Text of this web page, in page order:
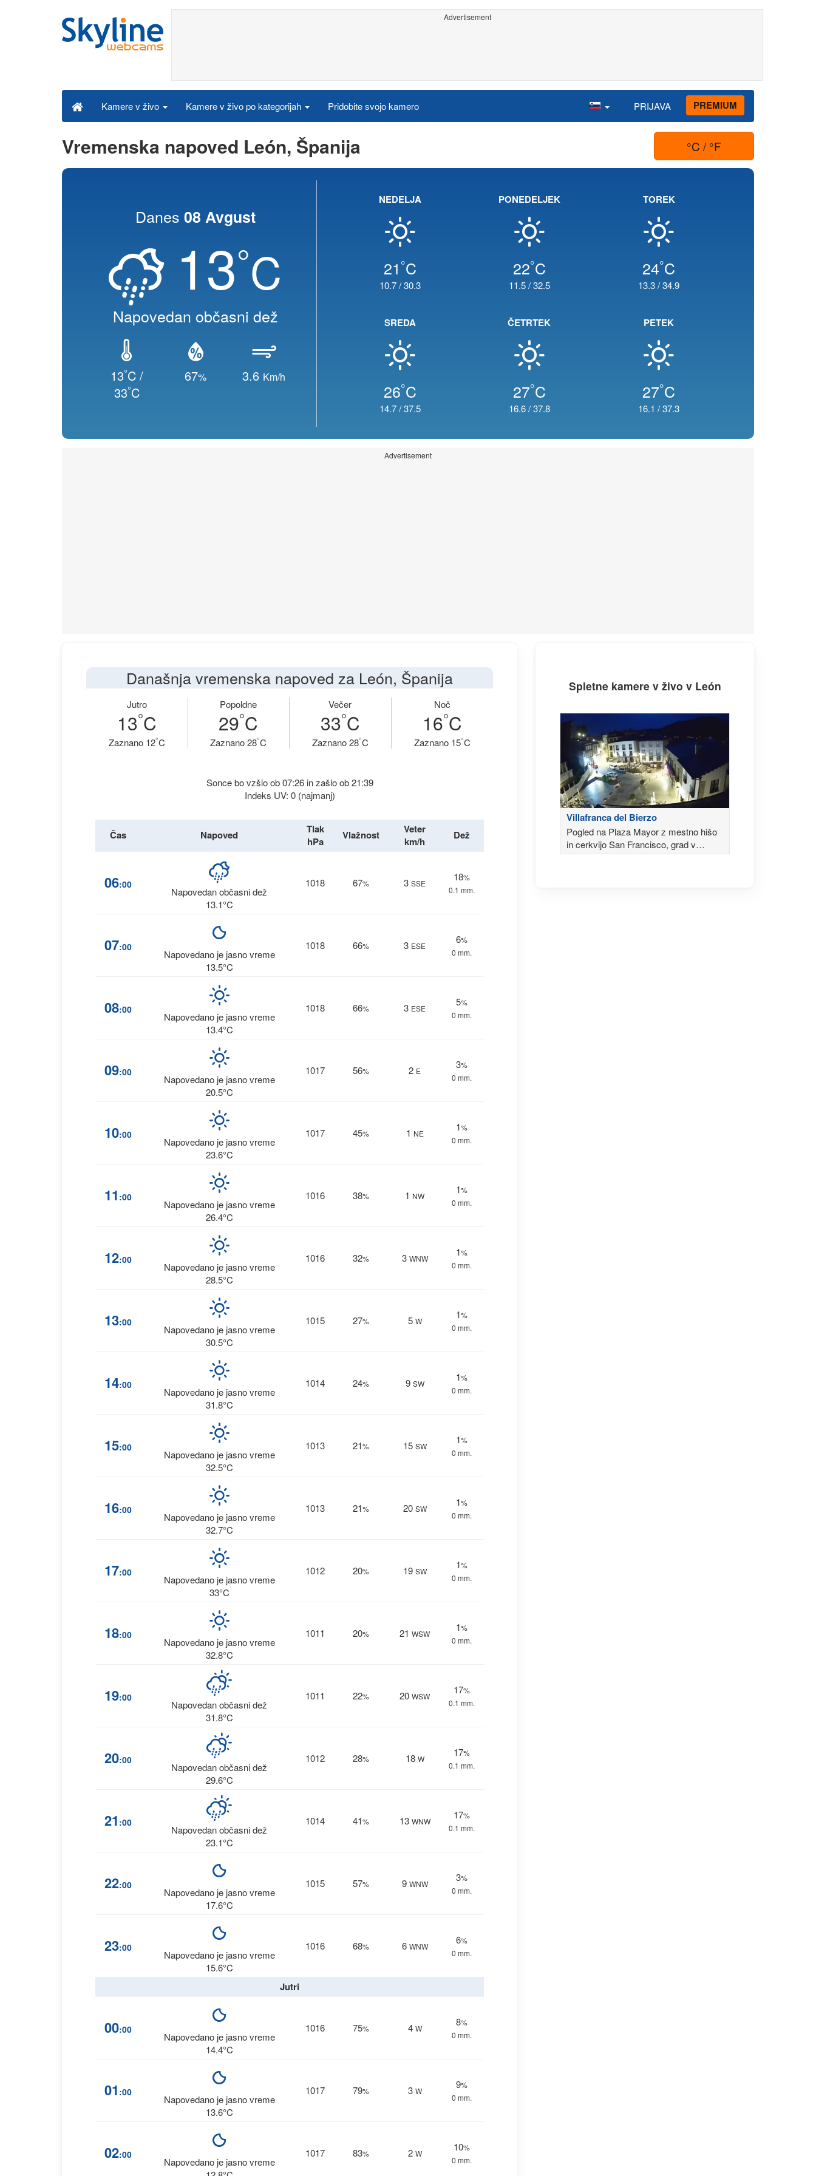
Advertisement
Kamere v živo Kamere v živo po kategorijah Pridobite svojo kamero PRIJAVA PREMIUM
Vremenska napoved León, Španija °C / °F
Danes 08 Avgust
13°C
Napovedan občasni dež
13°C /
33°C
67% 3.6 Km/h
NEDELJA
21 °C
10.7/30.3
PONEDELJEK
22°C
11.5/32.5
TOREK
24°C
13.3/34.9
SREDA
26°C
14.7/37.5
ČETRTEK
27°C
16.6/37.8
PETEK
27°C
16.1 /37.3
Advertisement
Današnja vremenska napoved za León, Španija
Jutro
13°C
Zaznano 12°C
Popoldne
29°C
Zaznano 28°C
Večer
33°C
Zaznano 28°C
Noč
16°C
Zaznano 15°C
Sonce bo vzšlo ob 07:26 in zašlo ob 21:39
Indeks UV: 0 (najmanj)
Čas Napoved
Tlak
hPa
Vlažnost
Veter
km/h
Dež
06:00
Napovedan občasni dež
13.1°C
1018 67% 3 SSE
18%
0.1 mm.
07:00
Napovedano je jasno vreme
13.5°C
1018 66% 3 ESE
6%
0 mm.
08:00
Napovedano je jasno vreme
13.4°C
1018 66% 3 ESE
5%
0 mm.
09:00
Napovedano je jasno vreme
20.5°C
1017 56% 2 E
3%
0 mm.
10:00
Napovedano je jasno vreme
23.6°C
1017 45% 1 NE
1%
0 mm.
11 :00
Napovedano je jasno vreme
26.4°C
1016 38% 1 NW
1%
0 mm.
12:00
Napovedano je jasno vreme
28.5°C
1016 32% 3 WNW
1%
0 mm.
13:00
Napovedano je jasno vreme
30.5°C
1015 27% 5 W
1%
0 mm.
14:00
Napovedano je jasno vreme
31.8°C
1014 24% 9 SW
1%
0 mm.
15:00
Napovedano je jasno vreme
32.5°C
1013 21% 15 SW
1%
0 mm.
16:00
Napovedano je jasno vreme
32.7°C
1013 21% 20 SW
1%
0 mm.
17:00
Napovedano je jasno vreme
33°C
1012 20% 19 SW
1%
0 mm.
18:00
Napovedano je jasno vreme
32.8°C
1011 20% 21 WSW
1%
0 mm.
19:00
Napovedan občasni dež
31.8°C
1011 22% 20 WSW
17%
0.1 mm.
20:00
Napovedan občasni dež
29.6°C
1012 28% 18 W
17%
0.1 mm.
21 :00
Napovedan občasni dež
23.1°C
1014 41% 13 WNW
17%
0.1 mm.
22:00
Napovedano je jasno vreme
17.6°C
1015 57% 9 WNW
3%
0 mm.
23:00
Napovedano je jasno vreme
15.6°C
1016 68% 6 WNW
6%
0 mm.
Jutri
00:00
Napovedano je jasno vreme
14.4°C
1016 75% 4 W
8%
0 mm.
01 :00
Napovedano je jasno vreme
13.6°C
1017 79% 3 W
9%
0 mm.
02:00
Napovedano je jasno vreme
1017 83% 2 W
10%
0 mm.
Spletne kamere v živo v León
Villafranca del Bierzo
Pogled na Plaza Mayor z mestno hišo
in cerkvijo San Francisco, grad v
ozadju